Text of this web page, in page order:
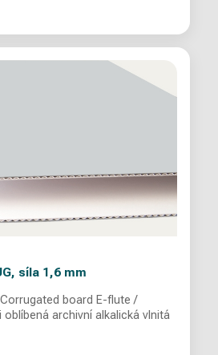
síla 1,6 mm